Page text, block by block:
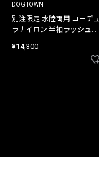
DOGTOWN
別注限定 水陸両用 コーデュ
ラナイロン 半袖ラッシュガ
¥14,300